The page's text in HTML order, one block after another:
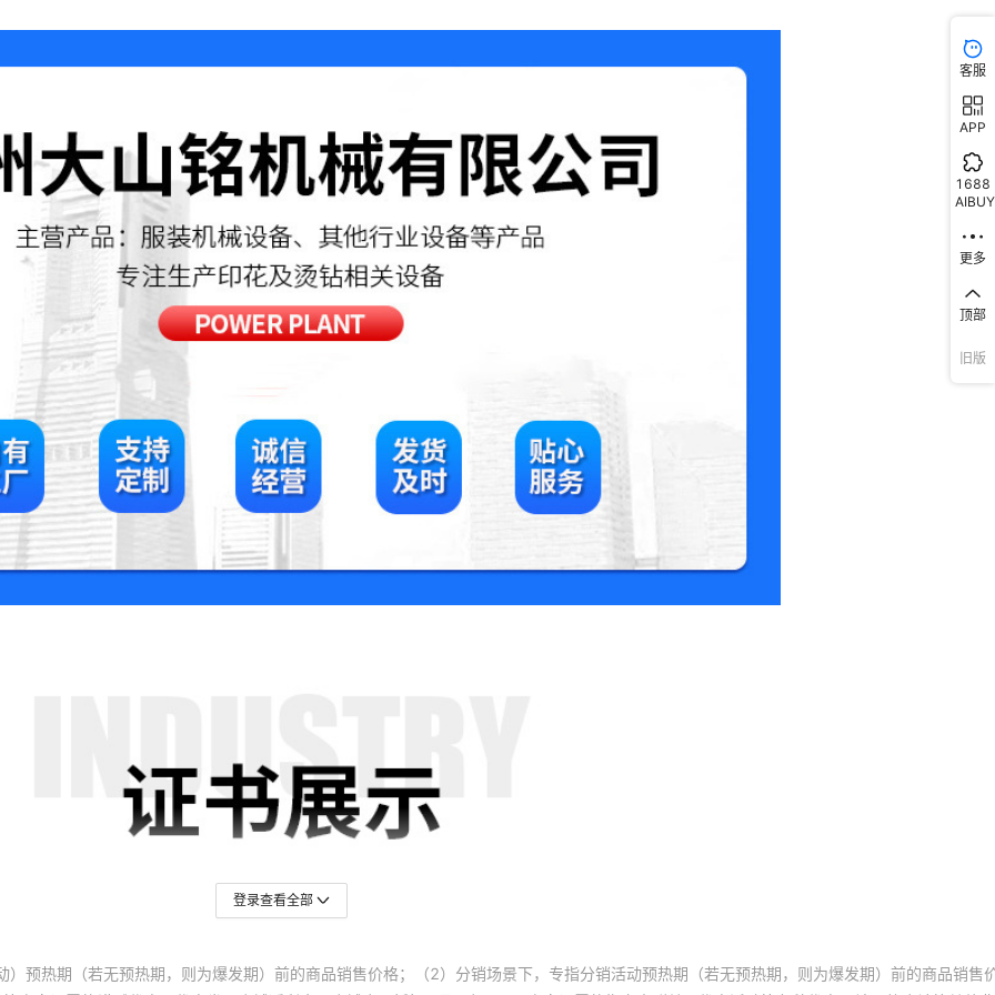
登录查看全部
预热期（若无预热期，则为爆发期）前的商品销售价格；（2）分销场景下，专指分销活动预热期（若无预热期，则为爆发期）前的商品销售
客服
APP
1688
AIBUY
更多
顶部
旧版